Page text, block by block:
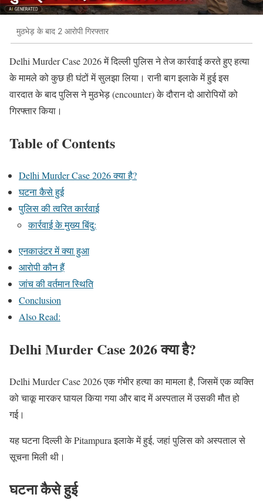
मुठभेड़ के बाद 2 आरोपी गिरफ्तार
Delhi Murder Case 2026 में दिल्ली पुलिस ने तेज कार्रवाई करते हुए हत्या
के मामले को कुछ ही घंटों में सुलझा लिया। रानी बाग इलाके में हुई इस
वारदात के बाद पुलिस ने मुठभेड़ (encounter) के दौरान दो आरोपियों को
गिरफ्तार किया।
Table of Contents
Delhi Murder Case 2026 क्या है?
घटना कैसे हुई
पुलिस की त्वरित कार्रवाई
कार्रवाई के मुख्य बिंदु:
एनकाउंटर में क्या हुआ
आरोपी कौन हैं
जांच की वर्तमान स्थिति
Conclusion
Also Read:
Delhi Murder Case 2026 क्या है?
Delhi Murder Case 2026 एक गंभीर हत्या का मामला है, जिसमें एक व्यक्ति
को चाकू मारकर घायल किया गया और बाद में अस्पताल में उसकी मौत हो
गई।
यह घटना दिल्ली के Pitampura इलाके में हुई, जहां पुलिस को अस्पताल से
सूचना मिली थी।
घटना कैसे हुई